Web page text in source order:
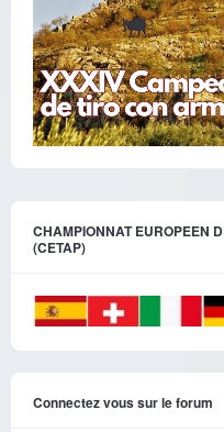
CHAMPIONNAT EUROPEEN
(CETAP)
Connectez vous sur le forum